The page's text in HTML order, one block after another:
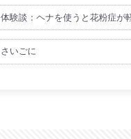
体験談：ヘナを使うと花粉症が
さいごに